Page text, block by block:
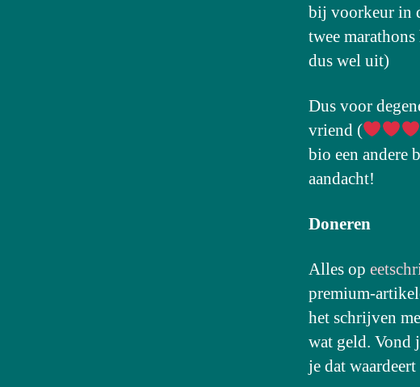
bij voorkeur in
twee
dus wel uit)
Dus voor
vriend (
bio een andere
aandacht!
Doneren
Alles op
premium-
het schrijven
wat geld.
je dat